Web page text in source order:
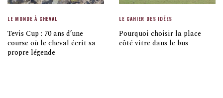
LE MONDE À CHEVAL
Tevis Cup : 70 ans d’une
course où le cheval écrit sa
propre légende
LE CAHIER DES IDÉES
Pourquoi choisir la place
côté vitre dans le bus